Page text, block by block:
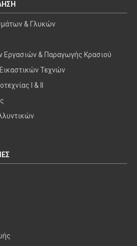
& Γλυκών
Εργασιών & Παραγωγής Κρασιού
Τεχνών
I & II